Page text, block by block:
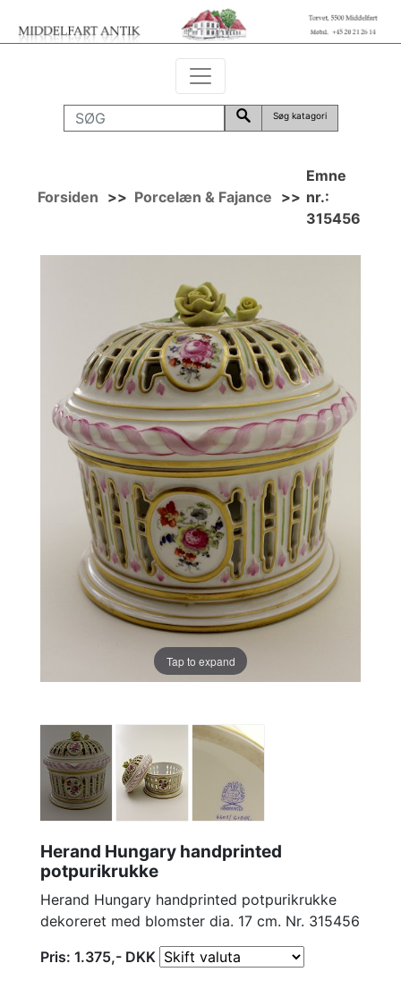
Søg katagori
Forsiden >> Porcelæn & Fajance >>
Emne
nr.:
315456
Tap to expand
Herand Hungary handprinted
potpurikrukke
Herand Hungary handprinted potpurikrukke
dekoreret med blomster dia. 17 cm. Nr. 315456
Pris: 1.375,- DKK